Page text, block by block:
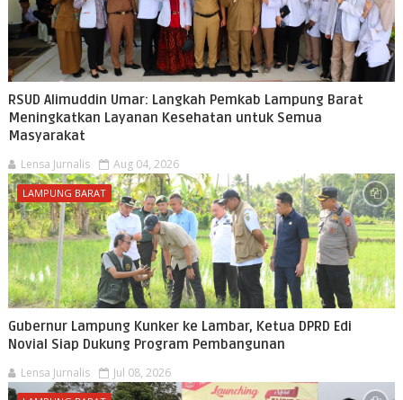
RSUD Alimuddin Umar: Langkah Pemkab Lampung Barat
Meningkatkan Layanan Kesehatan untuk Semua
Masyarakat
Lensa Jurnalis Aug 04, 2026
LAMPUNG BARAT
Gubernur Lampung Kunker ke Lambar, Ketua DPRD Edi
Novial Siap Dukung Program Pembangunan
Lensa Jurnalis Jul 08, 2026